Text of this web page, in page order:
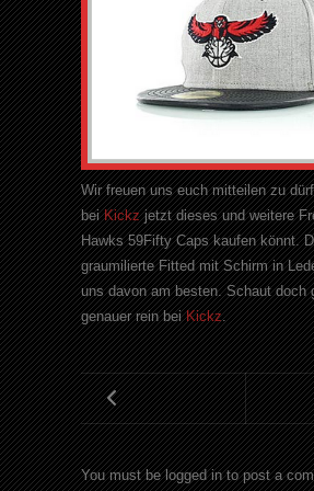
Wir freuen uns euch mitteilen zu
beiKickzjetzt dieses und weitere
Hawks 59Fifty Caps kaufen könnt.
graumilierte Fitted mit Schirm in
uns davon am besten. Schaut doch
genauer rein beiKickz.
You must be logged in to post a